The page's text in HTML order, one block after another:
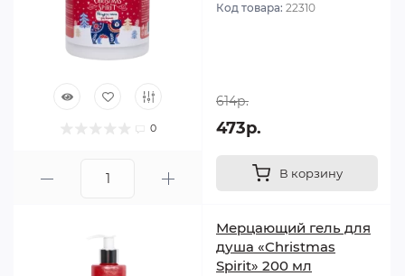
0
Код товара: 22310
614р.
473р.
В корзину
Мерцающий гель для
душа «Christmas
Spirit» 200 мл